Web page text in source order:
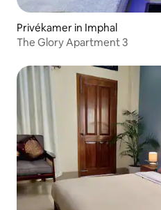
Privékamer in Imphal
The Glory Apartment 3